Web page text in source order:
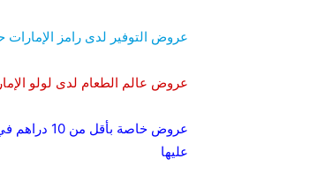
عروض التوفير لدى رامز الإمارات حتى 21 فبراير 2024.
عروض عالم الطعام لدى لولو الإمارات وأبوظبي
عليها